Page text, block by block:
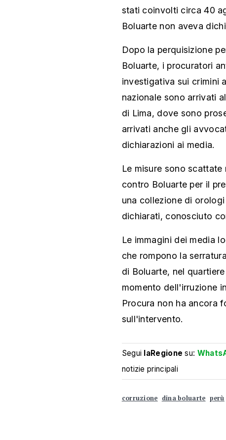
stati coinvolti circa 40
Boluarte non aveva
Dopo la perquisizione
Boluarte, i procuratori
investigativa sui crimini
nazionale sono arrivati
di Lima, dove sono
arrivati anche gli
dichiarazioni ai media.
Le misure sono
contro Boluarte per il
una collezione di
dichiarati, conosciuto
Le immagini dei media
che rompono la
di Boluarte, nel
momento dell'irruzione
Procura non ha ancora
sull'intervento.
Segui laRegione su:
notizie principali
corruzione dina boluarte perù